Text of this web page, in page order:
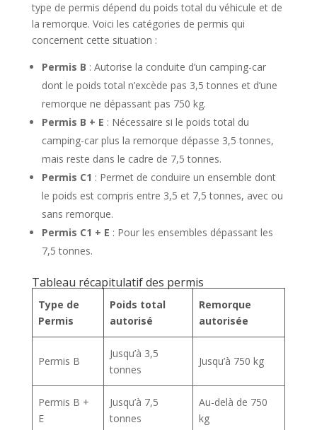
type de permis dépend du poids total du véhicule et de
la remorque. Voici les catégories de permis qui
concernent cette situation :
Permis B : Autorise la conduite d’un camping-car
dont le poids total n’excède pas 3,5 tonnes et d’une
remorque ne dépassant pas 750 kg.
Permis B + E : Nécessaire si le poids total du
camping-car plus la remorque dépasse 3,5 tonnes,
mais reste dans le cadre de 7,5 tonnes.
Permis C1 : Permet de conduire un ensemble dont
le poids est compris entre 3,5 et 7,5 tonnes, avec ou
sans remorque.
Permis C1 + E : Pour les ensembles dépassant les
7,5 tonnes.
Tableau récapitulatif des permis
Type de
Permis
Poids total
autorisé
Remorque
autorisée
Permis B
Jusqu’à 3,5
tonnes
Jusqu’à 750 kg
Permis B +
E
Jusqu’à 7,5
tonnes
Au-delà de 750
kg